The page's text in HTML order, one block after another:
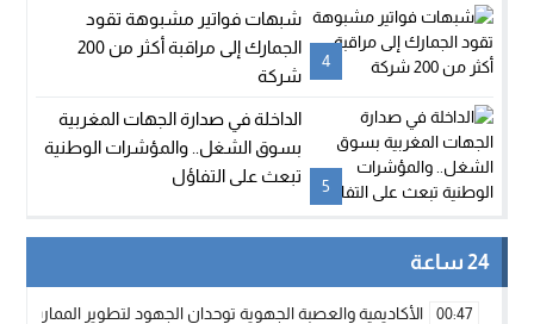
4
شبهات فواتير مشبوهة تقود
الجمارك إلى مراقبة أكثر من 200
شركة
5
الداخلة في صدارة الجهات المغربية
بسوق الشغل.. والمؤشرات الوطنية
تبعث على التفاؤل
24 ساعة
00:47 الأكاديمية والعصبة الجهوية توحدان الجهود لتطوير الممارسة